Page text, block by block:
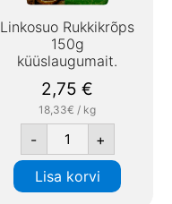
Linkosuo Rukkikrõps
150g
küüslaugumait.
2,75 €
18,33€ / kg
- +
Lisa korvi